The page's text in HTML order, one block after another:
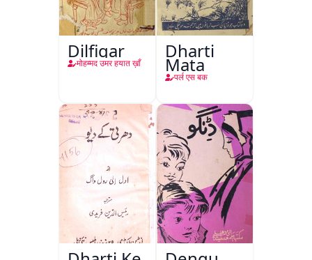
Dilfigar
मोहम्मद उमर हयात ख़ाँ
Dharti
Mata
पर्ल एस बक